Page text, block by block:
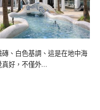
、白色基調、這是在地中海
真好，不僅外…